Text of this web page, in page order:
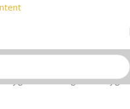
📦 Nemokamas
stygos/Bosinės gitaros stygos